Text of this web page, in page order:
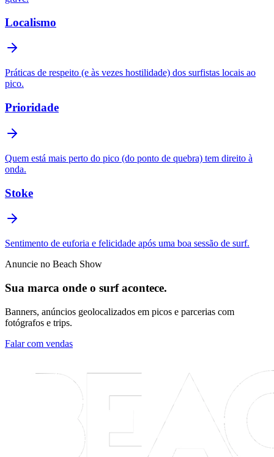
Localismo
Práticas de respeito (e às vezes hostilidade) dos surfistas locais ao
pico.
Prioridade
Quem está mais perto do pico (do ponto de quebra) tem direito à
onda.
Stoke
Sentimento de euforia e felicidade após uma boa sessão de surf.
Anuncie no Beach Show
Sua marca onde o surf acontece.
Banners, anúncios geolocalizados em picos e parcerias com
fotógrafos e trips.
Falar com vendas